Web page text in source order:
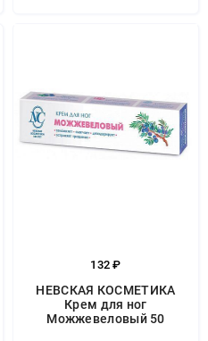
132 ₽
НЕВСКАЯ КОСМЕТИКА
Крем для ног
Можжевеловый 50